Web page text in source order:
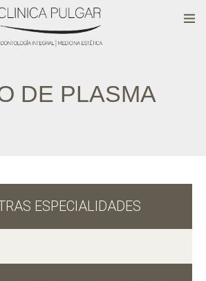
DE PLASMA
ESPECIALIDADES